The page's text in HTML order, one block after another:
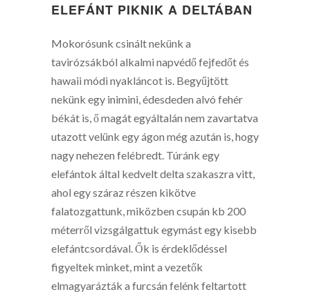
ELEFÁNT PIKNIK A DELTÁBAN
Mokorósunk csinált nekünk a
tavirózsákból alkalmi napvédő fejfedőt és
hawaii módi nyakláncot is. Begyűjtött
nekünk egy inimini, édesdeden alvó fehér
békát is, ő magát egyáltalán nem zavartatva
utazott velünk egy ágon még azután is, hogy
nagy nehezen felébredt. Túránk egy
elefántok által kedvelt delta szakaszra vitt,
ahol egy száraz részen kikötve
falatozgattunk, miközben csupán kb 200
méterről vizsgálgattuk egymást egy kisebb
elefántcsordával. Ők is érdeklődéssel
figyeltek minket, mint a vezetők
elmagyarázták a furcsán felénk feltartott